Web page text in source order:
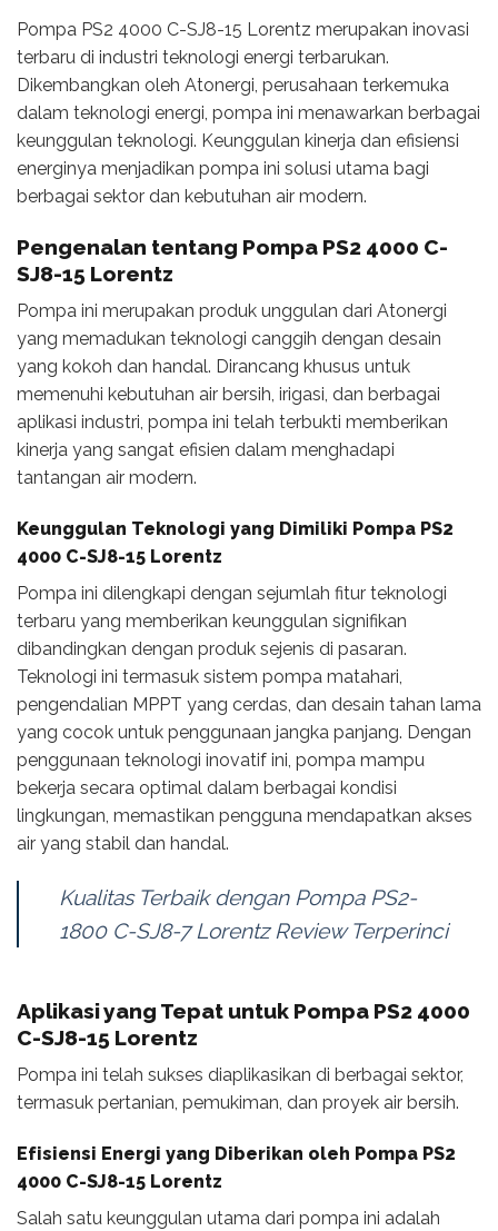
Pompa PS2 4000 C-SJ8-15 Lorentz merupakan inovasi
terbaru di industri teknologi energi terbarukan.
Dikembangkan oleh Atonergi, perusahaan terkemuka
dalam teknologi energi, pompa ini menawarkan berbagai
keunggulan teknologi. Keunggulan kinerja dan efisiensi
energinya menjadikan pompa ini solusi utama bagi
berbagai sektor dan kebutuhan air modern.
Pengenalan tentang Pompa PS2 4000 C-
SJ8-15 Lorentz
Pompa ini merupakan produk unggulan dari Atonergi
yang memadukan teknologi canggih dengan desain
yang kokoh dan handal. Dirancang khusus untuk
memenuhi kebutuhan air bersih, irigasi, dan berbagai
aplikasi industri, pompa ini telah terbukti memberikan
kinerja yang sangat efisien dalam menghadapi
tantangan air modern.
Keunggulan Teknologi yang Dimiliki Pompa PS2
4000 C-SJ8-15 Lorentz
Pompa ini dilengkapi dengan sejumlah fitur teknologi
terbaru yang memberikan keunggulan signifikan
dibandingkan dengan produk sejenis di pasaran.
Teknologi ini termasuk sistem pompa matahari,
pengendalian MPPT yang cerdas, dan desain tahan lama
yang cocok untuk penggunaan jangka panjang. Dengan
penggunaan teknologi inovatif ini, pompa mampu
bekerja secara optimal dalam berbagai kondisi
lingkungan, memastikan pengguna mendapatkan akses
air yang stabil dan handal.
Kualitas Terbaik dengan Pompa PS2-
1800 C-SJ8-7 Lorentz Review Terperinci
Aplikasi yang Tepat untuk Pompa PS2 4000
C-SJ8-15 Lorentz
Pompa ini telah sukses diaplikasikan di berbagai sektor,
termasuk pertanian, pemukiman, dan proyek air bersih.
Efisiensi Energi yang Diberikan oleh Pompa PS2
4000 C-SJ8-15 Lorentz
Salah satu keunggulan utama dari pompa ini adalah